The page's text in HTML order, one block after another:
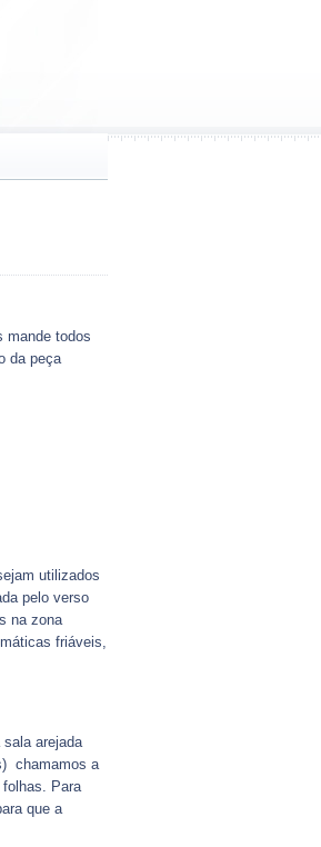
mande todos
da peça
utilizados
pelo verso
na zona
friáveis,
arejada
chamamos a
Para
que a